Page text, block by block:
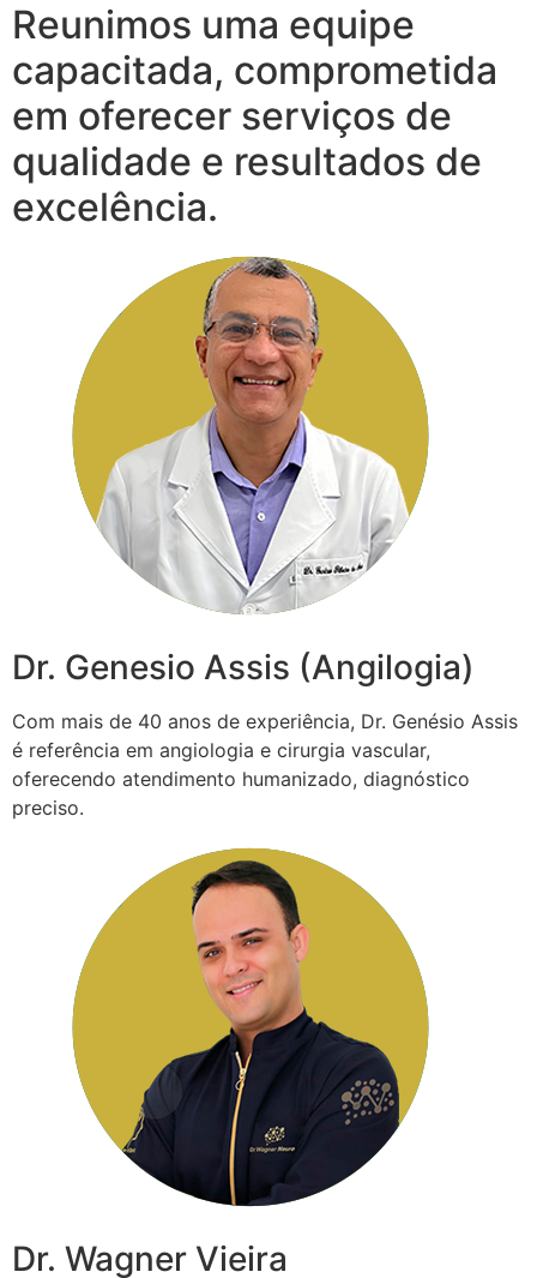
Reunimos uma equipe
capacitada, comprometida
em oferecer serviços de
qualidade e resultados de
excelência.
Dr. Genesio Assis (Angilogia)
Com mais de 40 anos de experiência, Dr. Genésio Assis
é referência em angiologia e cirurgia vascular,
oferecendo atendimento humanizado, diagnóstico
preciso.
Dr. Wagner Vieira